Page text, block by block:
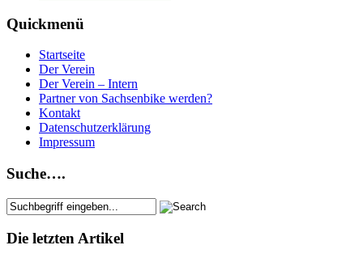
Quickmenü
Startseite
Der Verein
Der Verein – Intern
Partner von Sachsenbike werden?
Kontakt
Datenschutzerklärung
Impressum
Suche….
Die letzten Artikel